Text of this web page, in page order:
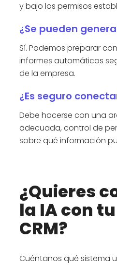
y bajo los permisos
¿Se pueden
Sí. Podemos preparar
informes automáticos
de la empresa.
¿Es seguro
Debe hacerse con una
adecuada, control de
sobre qué información
¿Quieres
la IA con tu
CRM?
Cuéntanos qué sistema